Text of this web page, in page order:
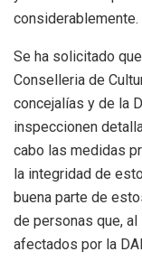
considerablemente.
Se ha solicitado
Conselleria de
concejalías y de la
inspeccionen
cabo las medidas
la integridad de
buena parte de
de personas que,
afectados por la